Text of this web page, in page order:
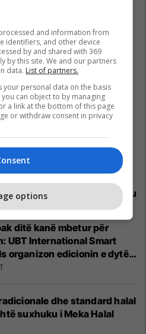
Reklamo këtu
ditë kanë mbetur për
UBT International Smart
organizon edicionin e dytë
Provues të Arritshmërisë
dhe standard halal
and information from
identifiers, and other device
by and shared with 369
by this site. We and our partners
data. List of partners.
your personal data on the basis
can object to by managing
a link at the bottom of this page
or withdraw consent in privacy
options